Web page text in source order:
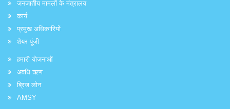
जनजातीय मामलों के मंत्रालय
कार्य
प्रमुख अधिकारियों
शेयर पूंजी
हमारी योजनाओं
अवधि ऋण
ब्रिज लोन
AMSY